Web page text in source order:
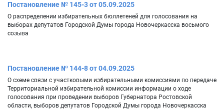
Постановление № 145-3 от 05.09.2025
О распределении избирательных бюллетеней для голосования на
выборах депутатов Городской Думы города Новочеркасска восьмого
созыва
Постановление № 144-8 от 04.09.2025
О схеме связи с участковыми избирательными комиссиями по передаче
Территориальной избирательной комиссии информации о ходе
голосования при проведении выборов Губернатора Ростовской
области, выборов депутатов Городской Думы города Новочеркасска